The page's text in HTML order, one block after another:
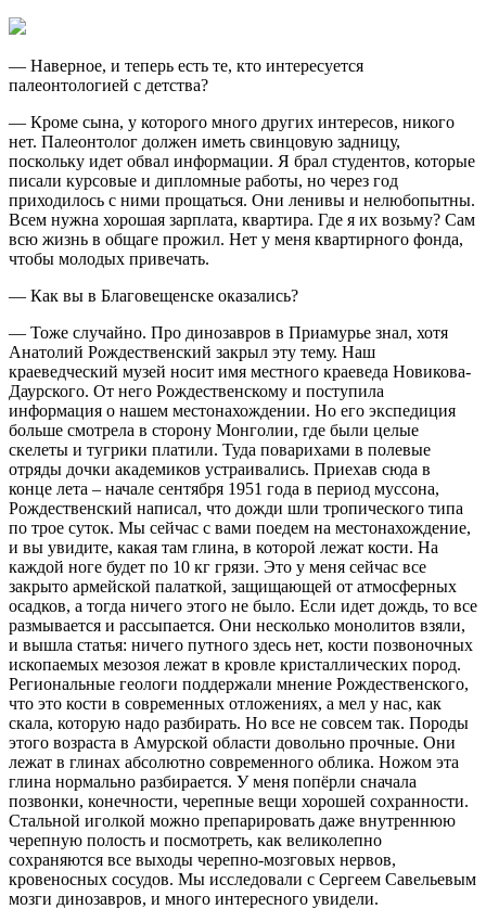
— Наверное, и теперь есть те, кто интересуется
палеонтологией с детства?
— Кроме сына, у которого много других интересов, никого
нет. Палеонтолог должен иметь свинцовую задницу,
поскольку идет обвал информации. Я брал студентов, которые
писали курсовые и дипломные работы, но через год
приходилось с ними прощаться. Они ленивы и нелюбопытны.
Всем нужна хорошая зарплата, квартира. Где я их возьму? Сам
всю жизнь в общаге прожил. Нет у меня квартирного фонда,
чтобы молодых привечать.
— Как вы в Благовещенске оказались?
— Тоже случайно. Про динозавров в Приамурье знал, хотя
Анатолий Рождественский закрыл эту тему. Наш
краеведческий музей носит имя местного краеведа Новикова-
Даурского. От него Рождественскому и поступила
информация о нашем местонахождении. Но его экспедиция
больше смотрела в сторону Монголии, где были целые
скелеты и тугрики платили. Туда поварихами в полевые
отряды дочки академиков устраивались. Приехав сюда в
конце лета – начале сентября 1951 года в период муссона,
Рождественский написал, что дожди шли тропического типа
по трое суток. Мы сейчас с вами поедем на местонахождение,
и вы увидите, какая там глина, в которой лежат кости. На
каждой ноге будет по 10 кг грязи. Это у меня сейчас все
закрыто армейской палаткой, защищающей от атмосферных
осадков, а тогда ничего этого не было. Если идет дождь, то все
размывается и рассыпается. Они несколько монолитов взяли,
и вышла статья: ничего путного здесь нет, кости позвоночных
ископаемых мезозоя лежат в кровле кристаллических пород.
Региональные геологи поддержали мнение Рождественского,
что это кости в современных отложениях, а мел у нас, как
скала, которую надо разбирать. Но все не совсем так. Породы
этого возраста в Амурской области довольно прочные. Они
лежат в глинах абсолютно современного облика. Ножом эта
глина нормально разбирается. У меня попёрли сначала
позвонки, конечности, черепные вещи хорошей сохранности.
Стальной иголкой можно препарировать даже внутреннюю
черепную полость и посмотреть, как великолепно
сохраняются все выходы черепно-мозговых нервов,
кровеносных сосудов. Мы исследовали с Сергеем Савельевым
мозги динозавров, и много интересного увидели.